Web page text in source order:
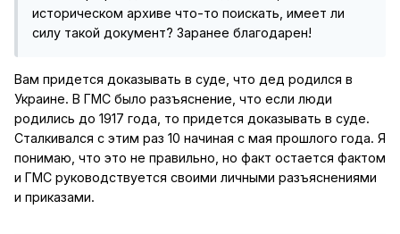
историческом архиве что-то поискать, имеет ли
силу такой документ? Заранее благодарен!
Вам придется доказывать в суде, что дед родился в
Украине. В ГМС было разъяснение, что если люди
родились до 1917 года, то придется доказывать в суде.
Сталкивался с этим раз 10 начиная с мая прошлого года. Я
понимаю, что это не правильно, но факт остается фактом
и ГМС руководствуется своими личными разъяснениями
и приказами.